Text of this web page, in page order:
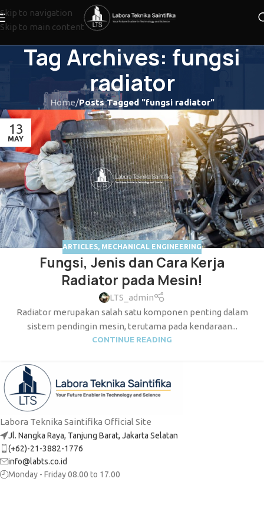
Skip to navigation
Skip to main content
Tag Archives: fungsi
radiator
Home/Posts Tagged "fungsi radiator"
13
MAY
ARTICLES, MECHANICAL ENGINEERING
Fungsi, Jenis dan Cara Kerja
Radiator pada Mesin!
LTS_admin
Radiator merupakan salah satu komponen penting dalam
sistem pendingin mesin, terutama pada kendaraan...
CONTINUE READING
Labora Teknika Saintifika Official Site
Jl. Nangka Raya, Tanjung Barat, Jakarta Selatan
(+62)-21-3882-1776
info@labts.co.id
Monday - Friday 08.00 to 17.00